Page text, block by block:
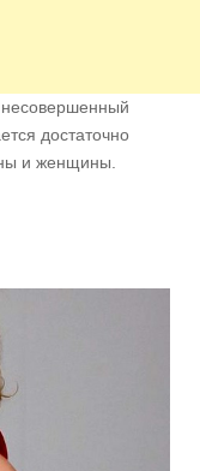
достаточно
и женщины.